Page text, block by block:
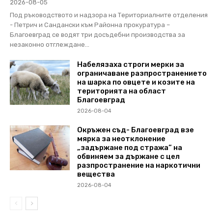
2026-08-05
Под ръководството и надзора на Териториалните отделения
- Петрич и Сандански към Районна прокуратура –
Благоевград се водят три досъдебни производства за
незаконно отглеждане...
Набелязаха строги мерки за
ограничаване разпространението
на шарка по овцете и козите на
територията на област
Благоевград
2026-08-04
Окръжен съд- Благоевград взе
мярка за неотклонение
„задържане под стража“ на
обвиняем за държане с цел
разпространение на наркотични
вещества
2026-08-04